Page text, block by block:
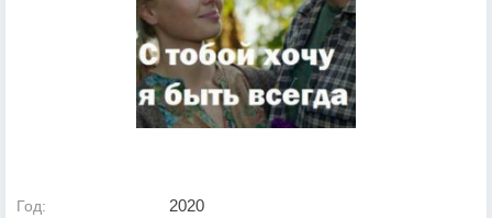
Год: 2020